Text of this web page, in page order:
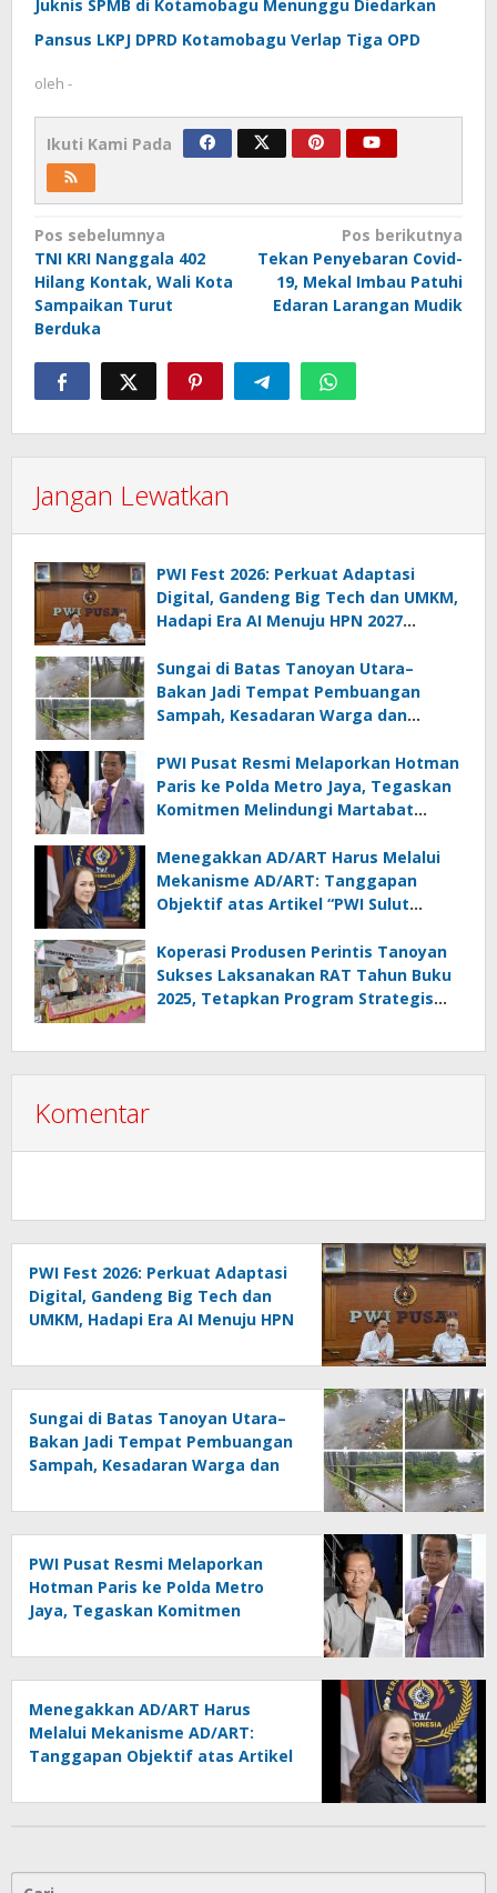
Juknis SPMB di Kotamobagu Menunggu Diedarkan
Pansus LKPJ DPRD Kotamobagu Verlap Tiga OPD
oleh -
Ikuti Kami Pada
Navigasi
pos
Pos sebelumnya
TNI KRI Nanggala 402
Hilang Kontak, Wali Kota
Sampaikan Turut
Berduka
Pos berikutnya
Tekan Penyebaran Covid-
19, Mekal Imbau Patuhi
Edaran Larangan Mudik
Jangan Lewatkan
PWI Fest 2026: Perkuat Adaptasi
Digital, Gandeng Big Tech dan UMKM,
Hadapi Era AI Menuju HPN 2027
Sungai di Batas Tanoyan Utara–
Bakan Jadi Tempat Pembuangan
Sampah, Kesadaran Warga dan
PWI Pusat Resmi Melaporkan Hotman
Paris ke Polda Metro Jaya, Tegaskan
Komitmen Melindungi Martabat
Menegakkan AD/ART Harus Melalui
Mekanisme AD/ART: Tanggapan
Objektif atas Artikel “PWI Sulut
Melanggar Aturan”
Koperasi Produsen Perintis Tanoyan
Sukses Laksanakan RAT Tahun Buku
2025, Tetapkan Program Strategis
Komentar
PWI Fest 2026: Perkuat Adaptasi
Digital, Gandeng Big Tech dan
UMKM, Hadapi Era AI Menuju HPN
Sungai di Batas Tanoyan Utara–
Bakan Jadi Tempat Pembuangan
Sampah, Kesadaran Warga dan
Dipertanyakan
PWI Pusat Resmi Melaporkan
Hotman Paris ke Polda Metro
Jaya, Tegaskan Komitmen
Menegakkan AD/ART Harus
Melalui Mekanisme AD/ART:
Tanggapan Objektif atas Artikel
Konspirasi Melanggar Aturan”
Cari